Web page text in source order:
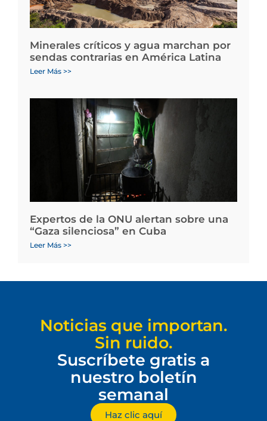
Minerales críticos y agua marchan por
sendas contrarias en América Latina
Leer Más >>
Expertos de la ONU alertan sobre una
“Gaza silenciosa” en Cuba
Leer Más >>
Noticias que importan.
Sin ruido.
Suscríbete gratis a
nuestro boletín
semanal
Haz clic aquí